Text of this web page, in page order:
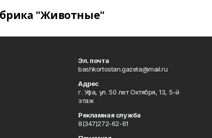
"Животные"
Эл. почта
bashkortostan.gazeta@mail.ru
Адрес
г. Уфа, ул. 50 лет Октября, 13, 5-й
этаж
Рекламная служба
8(347)272-62-61